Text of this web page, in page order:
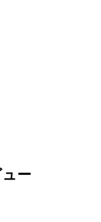
ー